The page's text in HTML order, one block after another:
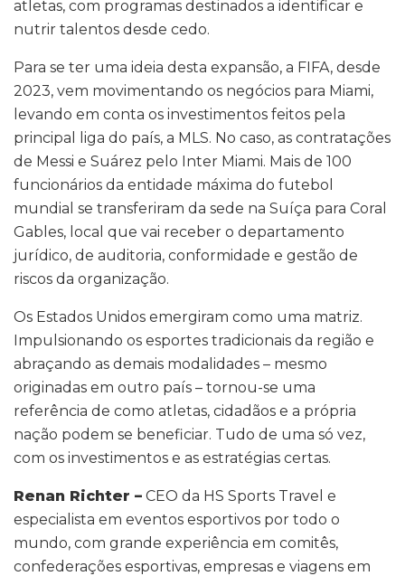
atletas, com programas destinados a identificar e
nutrir talentos desde cedo.
Para se ter uma ideia desta expansão, a FIFA, desde
2023, vem movimentando os negócios para Miami,
levando em conta os investimentos feitos pela
principal liga do país, a MLS. No caso, as contratações
de Messi e Suárez pelo Inter Miami. Mais de 100
funcionários da entidade máxima do futebol
mundial se transferiram da sede na Suíça para Coral
Gables, local que vai receber o departamento
jurídico, de auditoria, conformidade e gestão de
riscos da organização.
Os Estados Unidos emergiram como uma matriz.
Impulsionando os esportes tradicionais da região e
abraçando as demais modalidades – mesmo
originadas em outro país – tornou-se uma
referência de como atletas, cidadãos e a própria
nação podem se beneficiar. Tudo de uma só vez,
com os investimentos e as estratégias certas.
Renan Richter – CEO da HS Sports Travel e
especialista em eventos esportivos por todo o
mundo, com grande experiência em comitês,
confederações esportivas, empresas e viagens em